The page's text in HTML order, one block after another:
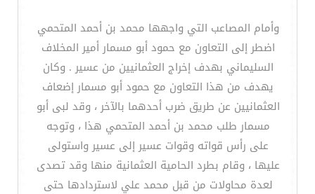
وأمام المصاعب التي واجهها محمد بن أحمد المتحمي
اضطر إلى التعاون مع حمود أبو مسمار أمير المخلاف
السليماني بهدف إخراج العثمانيين من عسير . وكان
يهدف من هذا التعاون مع حمود أبو مسمار إضعاف
العثمانيين عن طريق ضرب أحدهما بالآخر ، وقد لبى أبو
مسمار طلب محمد بن أحمد المتحمي هذا ، وتوجه
على رأس قواته وقوات عسير إلى عسير واستولى
عليها ، وقام بطرد الحامية العثمانية منها وقد تصدى
لعدة محاولات من قبل محمد علي لاستردادها حتى